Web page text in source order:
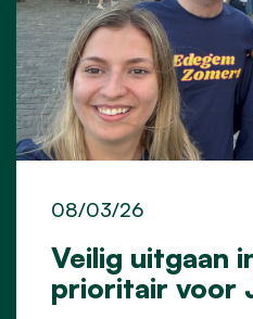
Veilig uitgaan
prioritair voor
08/03/26